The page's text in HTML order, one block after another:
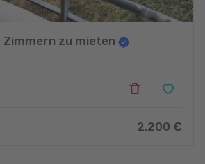
Zimmern zu mieten
2.200 €